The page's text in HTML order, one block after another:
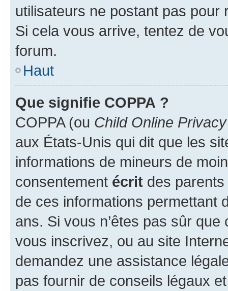
utilisateurs ne postant pas pour
Si cela vous arrive, tentez de
forum.
Haut
Que signifie COPPA ?
COPPA (ou Child Online
aux États-Unis qui dit que les
informations de mineurs de
consentement écrit des parents
de ces informations permettant
ans. Si vous n’êtes pas sûr
vous inscrivez, ou au site
demandez une assistance
pas fournir de conseils légaux